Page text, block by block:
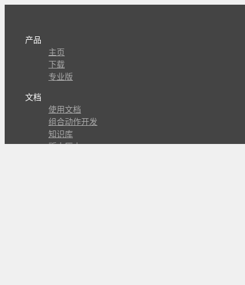
产品
主页
下载
专业版
文档
使用文档
组合动作开发
知识库